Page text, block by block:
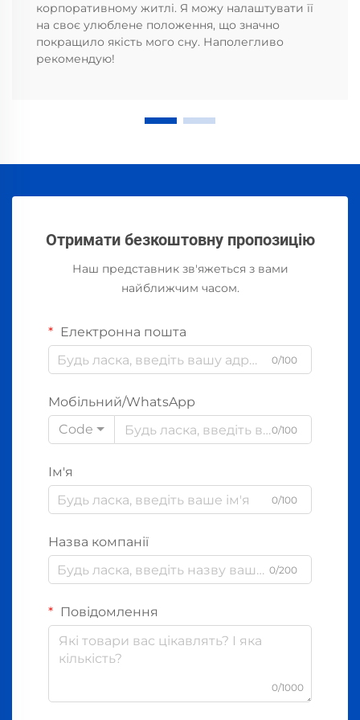
корпоративному житлі. Я можу налаштувати її
на своє улюблене положення, що значно
покращило якість мого сну. Наполегливо
рекомендую!
Отримати безкоштовну пропозицію
Наш представник зв'яжеться з вами
найближчим часом.
Електронна пошта
0/100
Мобільний/WhatsApp
Code
0/100
Ім'я
0/100
Назва компанії
0/200
Повідомлення
0/1000